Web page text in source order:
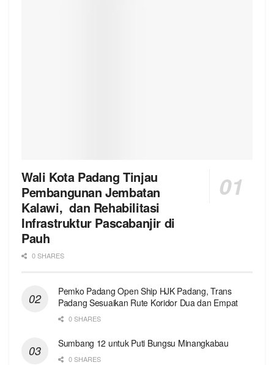
Wali Kota Padang Tinjau
Pembangunan Jembatan
Kalawi, dan Rehabilitasi
Infrastruktur Pascabanjir di
Pauh
0 SHARES
Pemko Padang Open Ship HJK Padang, Trans
Padang Sesuaikan Rute Koridor Dua dan Empat
0 SHARES
Sumbang 12 untuk Puti Bungsu Minangkabau
0 SHARES